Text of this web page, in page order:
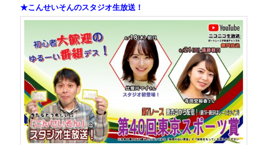
★こんせいそんのスタジオ生放送！